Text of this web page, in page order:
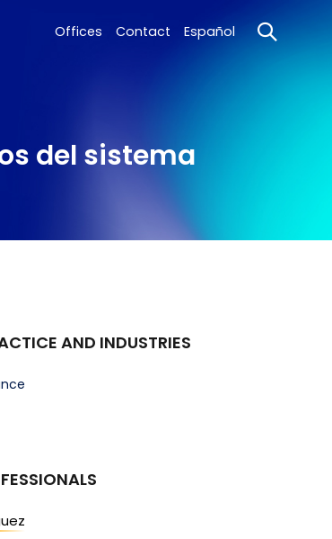
Offices Contact Español
del sistema
AND INDUSTRIES